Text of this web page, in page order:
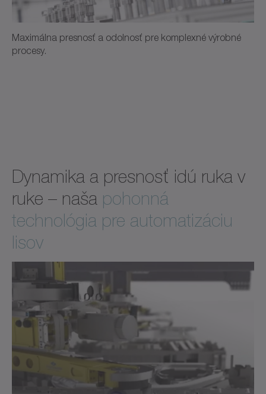
Maximálna presnosť a odolnosť pre komplexné výrobné
procesy.
Dynamika a presnosť idú ruka v
ruke – naša pohonná
technológia pre automatizáciu
lisov